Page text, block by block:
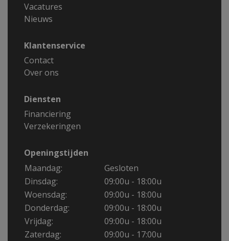
Vacatures
Nieuws
Klantenservice
Contact
Over ons
Diensten
Financiering
Verzekeringen
Openingstijden
Maandag:
Gesloten
Dinsdag:
09:00u - 18:00u
Woensdag:
09:00u - 18:00u
Donderdag:
09:00u - 18:00u
Vrijdag:
09:00u - 18:00u
Zaterdag:
09:00u - 17:00u